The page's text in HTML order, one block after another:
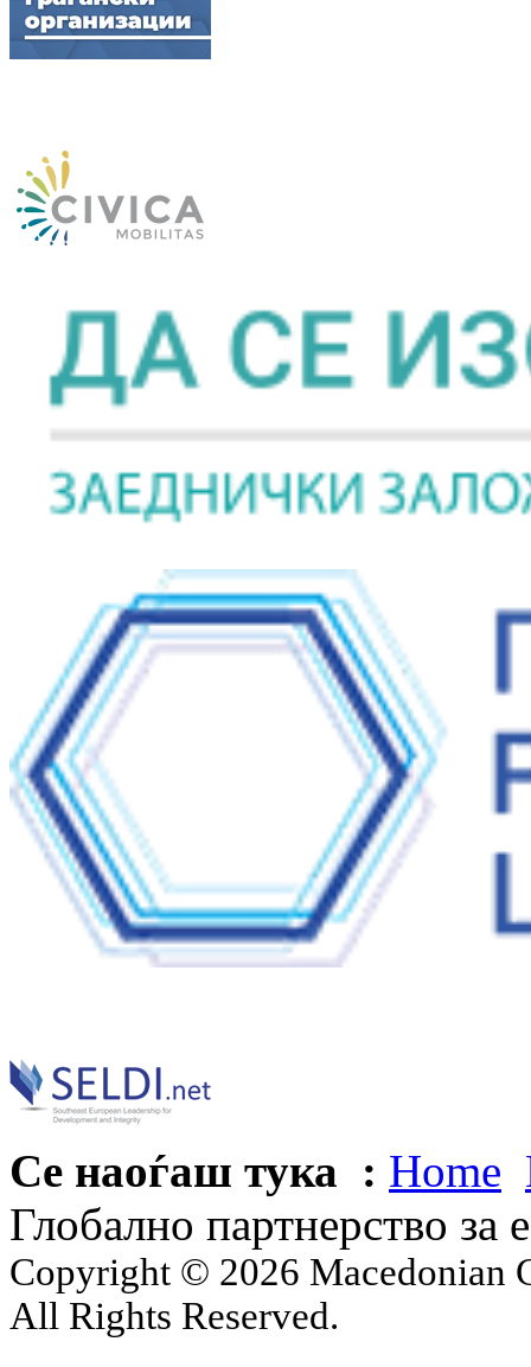
Се наоѓаш тука : Home
Глобално партнерство за
Copyright © 2026 Macedonian
All Rights Reserved.